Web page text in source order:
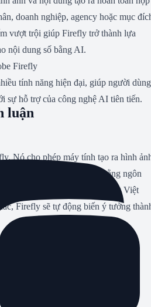
doanh nghiệp, agency hoặc mục
vượt trội giúp Firefly trở thành lựa
nội dung số bằng AI.
Firefly
tính năng hiện đại, giúp người dùng
sự hỗ trợ của công nghệ AI tiên tiến.
Nó cho phép máy tính tạo ra hình
thiết kế mới chỉ từ mô tả bằng ngôn
cần nhập ý tưởng bằng tiếng Việt
Firefly sẽ tự động biến ý tưởng
Firefly Generative AI
luận